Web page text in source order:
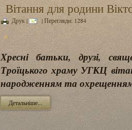
Вітання для родини
Друк| | Перегляди: 1284
Хресні батьки, друзі,
Троїцького храму УГКЦ
народженням та
Детальніше...